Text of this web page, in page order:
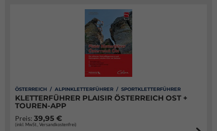
ÖSTERREICH / ALPINKLETTERFÜHRER / SPORTKLETTERFÜHRER
KLETTERFÜHRER PLAISIR ÖSTERREICH OST +
TOUREN-APP
Preis: 39,95 €
(inkl. MwSt., Versandkostenfrei)